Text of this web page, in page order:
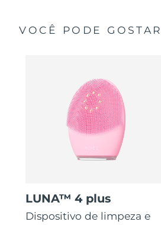
VOCÊ PODE GOSTAR
LUNA™ 4 plus
Dispositivo de limpeza e